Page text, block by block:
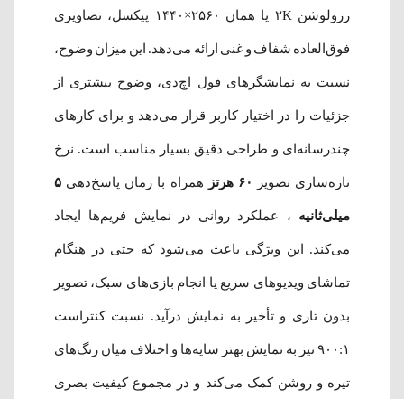
رزولوشن ۲K یا همان ۲۵۶۰×۱۴۴۰ پیکسل، تصاویری
فوق‌العاده شفاف و غنی ارائه می‌دهد. این میزان وضوح،
نسبت به نمایشگرهای فول اچ‌دی، وضوح بیشتری از
جزئیات را در اختیار کاربر قرار می‌دهد و برای کارهای
چندرسانه‌ای و طراحی دقیق بسیار مناسب است. نرخ
تازه‌سازی تصویر ۶۰ هرتز همراه با زمان پاسخ‌دهی ۵
میلی‌ثانیه ، عملکرد روانی در نمایش فریم‌ها ایجاد
می‌کند. این ویژگی باعث می‌شود که حتی در هنگام
تماشای ویدیوهای سریع یا انجام بازی‌های سبک، تصویر
بدون تاری و تأخیر به نمایش درآید. نسبت کنتراست
۹۰۰:۱ نیز به نمایش بهتر سایه‌ها و اختلاف میان رنگ‌های
تیره و روشن کمک می‌کند و در مجموع کیفیت بصری